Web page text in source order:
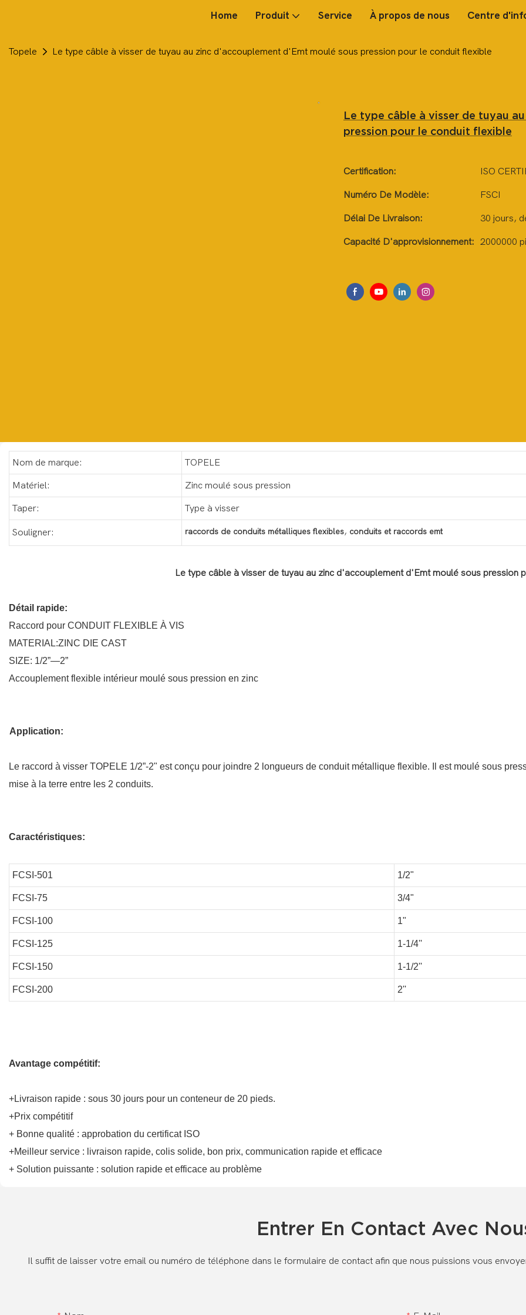
Home Produit Service À propos de nous Centre
Topele Le type câble à visser de tuyau au zinc d'accouplement d'Emt moulé sous pression pour le conduit flexible
Le type câble à visser de tuyau
pression pour le conduit flexible
Certification: ISO
Numéro De Modèle: FSCI
Délai De Livraison: 30 jours,
Capacité D'approvisionnement: 2000000
Nom de marque: TOPELE
Matériel: Zinc moulé sous pression
Taper: Type à visser
Souligner: raccords de conduits métalliques flexibles, conduits et raccords emt
Le type câble à visser de tuyau au zinc d'accouplement d'Emt moulé sous pression
Détail rapide:
Raccord pour CONDUIT FLEXIBLE À VIS
MATERIAL:ZINC DIE CAST
SIZE: 1/2”—2”
Accouplement flexible intérieur moulé sous pression en zinc
Application:
Le raccord à visser TOPELE 1/2”-2" est conçu pour joindre 2 longueurs de conduit métallique flexible. Il est moulé sous
mise à la terre entre les 2 conduits.
Caractéristiques:
FCSI-501 1/2"
FCSI-75 3/4"
FCSI-100 1"
FCSI-125 1-1/4''
FCSI-150 1-1/2''
FCSI-200 2''
Avantage compétitif:
+Livraison rapide : sous 30 jours pour un conteneur de 20 pieds.
+Prix compétitif
+ Bonne qualité : approbation du certificat ISO
+Meilleur service : livraison rapide, colis solide, bon prix, communication rapide et efficace
+ Solution puissante : solution rapide et efficace au problème
Entrer En Contact Avec
Il suffit de laisser votre email ou numéro de téléphone dans le formulaire de contact afin que nous puissions vous